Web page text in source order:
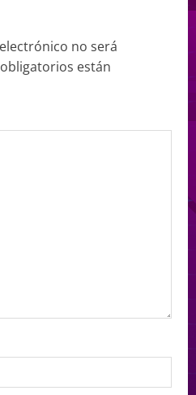
no será
están